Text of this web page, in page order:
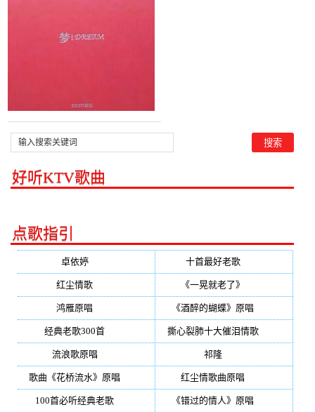
好听KTV歌曲
点歌指引
卓依婷(350) 十首最好老歌(300)
红尘情歌 《一晃就老了》
鸿雁原唱 《酒醉的蝴蝶》原唱
经典老歌300首 撕心裂肺十大催泪情歌(195)
流浪歌原唱 祁隆(188)
歌曲《花桥流水》原唱 红尘情歌曲原唱
100首必听经典老歌 《错过的情人》原唱